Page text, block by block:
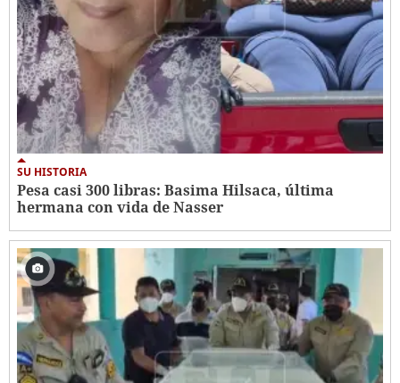
SU HISTORIA
Pesa casi 300 libras: Basima Hilsaca, última
hermana con vida de Nasser